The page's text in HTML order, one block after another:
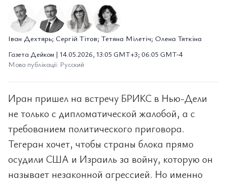
Іван Дехтярь; Сергій Тітов; Тетяна Мілетіч; Олена Тяткіна
Газета Дейком | 14.05.2026, 13:05 GMT+3; 06:05 GMT-4
Мова публікації: Русский
Иран пришел на встречу БРИКС в Нью-Дели
не только с дипломатической жалобой, а с
требованием политического приговора.
Тегеран хочет, чтобы страны блока прямо
осудили США и Израиль за войну, которую он
называет незаконной агрессией. Но именно